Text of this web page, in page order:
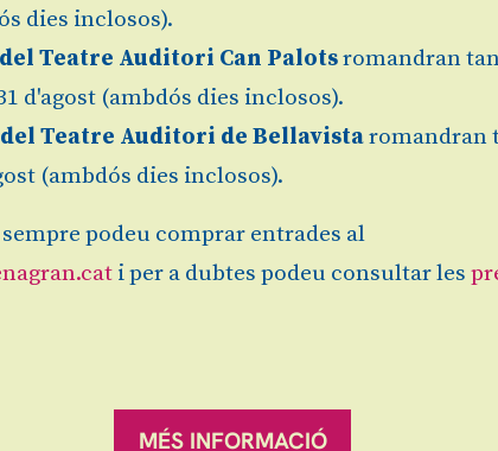
Sitemap |
dies inclosos).
Teatre Auditori Can Palotsromandran
d'agost (ambdós dies inclosos).
Teatre Auditori de Bellavistaromandran
(ambdós dies inclosos).
podeu comprar entrades al
i per a dubtes podeu consultar les
MÉS INFORMACIÓ